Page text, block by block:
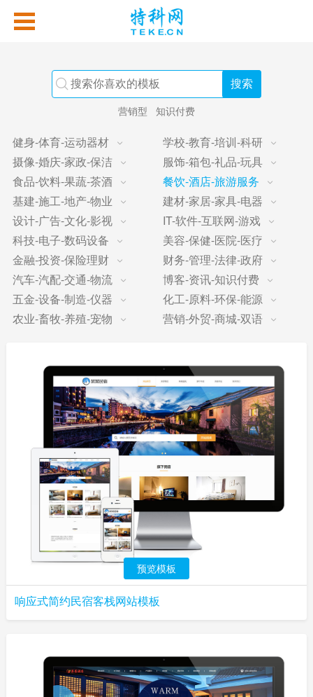
营销型 知识付费
健身-体育-运动器材
学校-教育-培训-科研
摄像-婚庆-家政-保洁
服饰-箱包-礼品-玩具
食品-饮料-果蔬-茶酒
餐饮-酒店-旅游服务
基建-施工-地产-物业
建材-家居-家具-电器
设计-广告-文化-影视
IT-软件-互联网-游戏
科技-电子-数码设备
美容-保健-医院-医疗
金融-投资-保险理财
财务-管理-法律-政府
汽车-汽配-交通-物流
博客-资讯-知识付费
五金-设备-制造-仪器
化工-原料-环保-能源
农业-畜牧-养殖-宠物
营销-外贸-商城-双语
预览模板
响应式简约民宿客栈网站模板